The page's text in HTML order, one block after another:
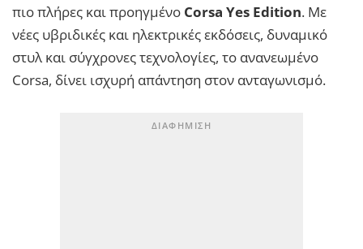
πιο πλήρες και προηγμένο Corsa Yes Edition. Με
νέες υβριδικές και ηλεκτρικές εκδόσεις, δυναμικό
στυλ και σύγχρονες τεχνολογίες, το ανανεωμένο
Corsa, δίνει ισχυρή απάντηση στον ανταγωνισμό.